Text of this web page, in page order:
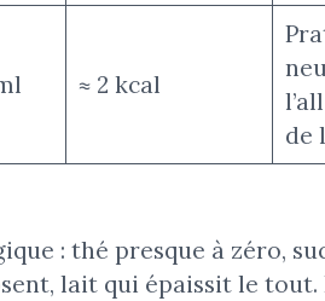
≈ 2 kcal
de
: thé presque à zéro,
lait qui épaissit le tout.